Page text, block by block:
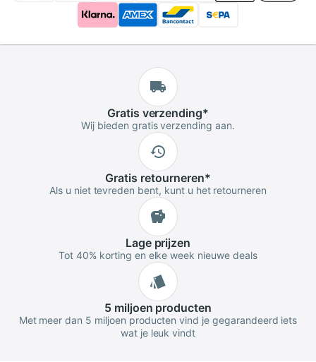
sieraden de hele dag comfortabel op hun plaats
Gratis verzending*
Wij bieden gratis verzending aan.
Gratis retourneren*
Als u niet tevreden bent, kunt u het retourneren
Lageprijzen
Tot 40% korting en elke week nieuwe deals
5 miljoen producten
Met meer dan 5 miljoen producten vind je gegarandeerd iets
wat je leuk vindt